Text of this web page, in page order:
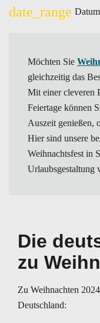
date_range
Möchten Sie
gleichzeitig das
Mit einer cleveren
Feiertage können
Auszeit genießen,
Hier sind unsere
Weihnachtsfest in
Urlaubsgestaltung
Die
zu
Zu Weihnachten
Deutschland: